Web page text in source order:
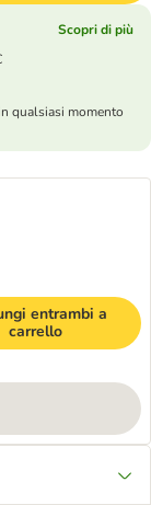
Scopri di più
qualsiasi momento
entrambi a
carrello